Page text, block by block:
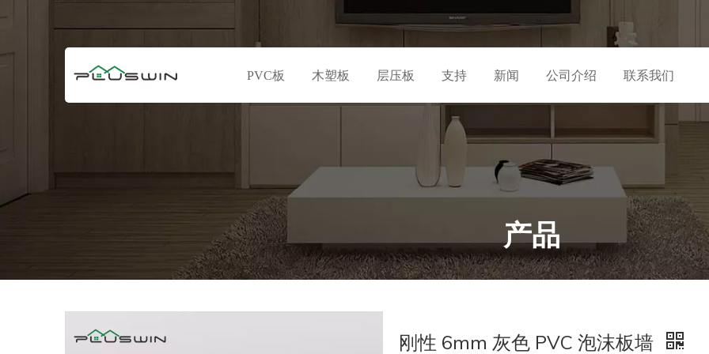
PVC板 木塑板 层压板 支持 新闻 公司介绍 联系我们
产品
刚性 6mm 灰色 PVC 泡沫板墙